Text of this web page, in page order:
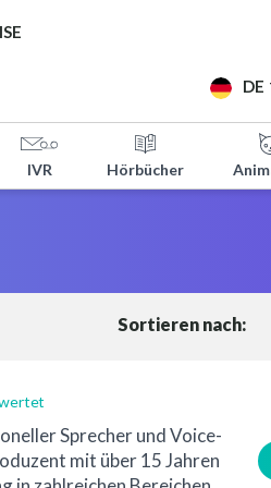
DE
IVR Hörbücher
Sortieren nach:
Lieferung
Guter Wert
Sprecher und Voice-
mit über 15 Jahren